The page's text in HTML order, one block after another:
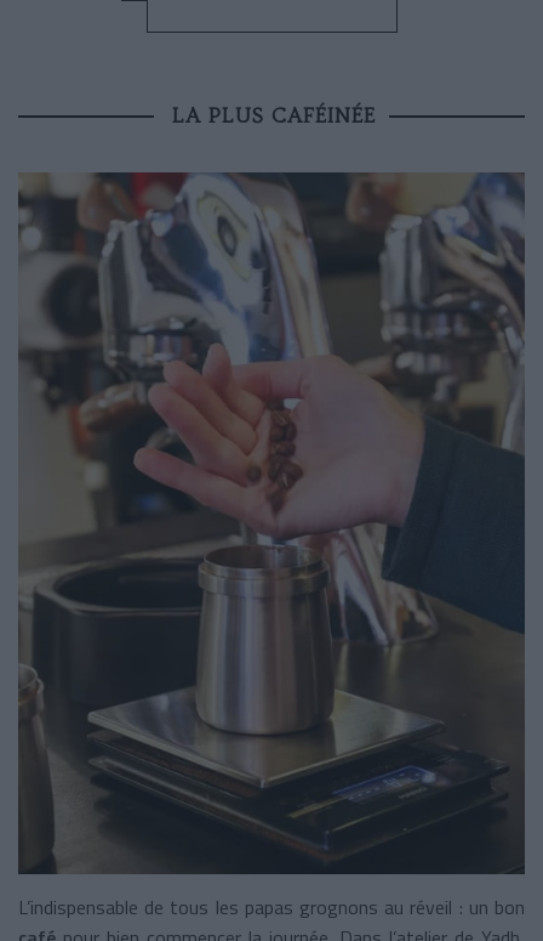
LA PLUS CAFÉINÉE
L’indispensable de tous les papas grognons au réveil : un bon